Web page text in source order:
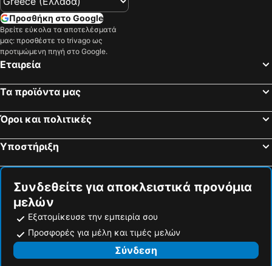
Προσθήκη στο Google
Βρείτε εύκολα τα αποτελέσματά
μας: προσθέστε το trivago ως
προτιμώμενη πηγή στο Google.
Εταιρεία
Τα προϊόντα μας
Όροι και πολιτικές
Υποστήριξη
Συνδεθείτε για αποκλειστικά προνόμια
μελών
Εξατομίκευσε την εμπειρία σου
Προσφορές για μέλη και τιμές μελών
Σύνδεση